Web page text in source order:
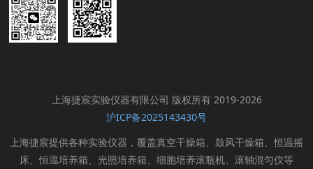
上海捷宸实验仪器有限公司 版权所有 2019-2026
沪ICP备2025143430号
上海捷宸提供各种实验仪器，覆盖真空干燥箱、鼓风干燥箱、恒温摇
床、恒温培养箱、光照培养箱、细胞培养滚瓶机、滚轴混匀仪等